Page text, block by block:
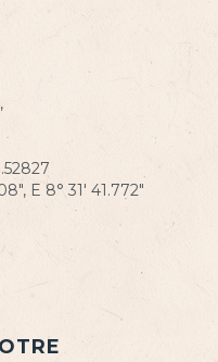
E 8° 31' 41.772"